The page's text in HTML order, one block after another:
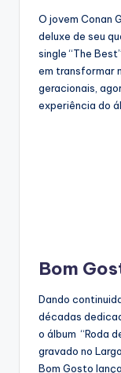
O jovem Conan
deluxe de seu
single “The
em transformar
geracionais,
experiência do
Bom
Dando
décadas
o álbum “Roda
gravado no
Bom Gosto